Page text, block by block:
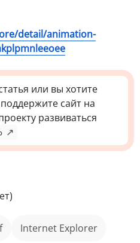
detail/animation-
или вы хотите
сайт на
развиваться
↗
Internet Explorer